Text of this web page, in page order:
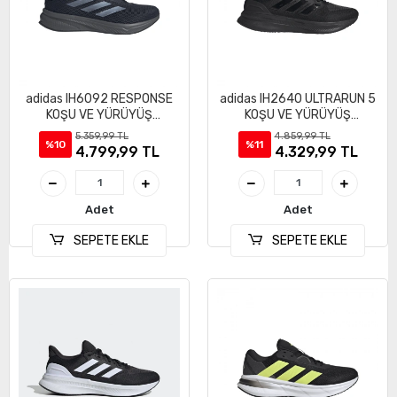
adidas IH6092 RESPONSE
KOŞU VE YÜRÜYÜŞ
AYAKKABI
%10
5.359,99 TL
4.799,99 TL
Adet
SEPETE EKLE
adidas IH2640 ULTRARUN 5
KOŞU VE YÜRÜYÜŞ
AYAKKABI
%11
4.859,99 TL
4.329,99 TL
Adet
SEPETE EKLE